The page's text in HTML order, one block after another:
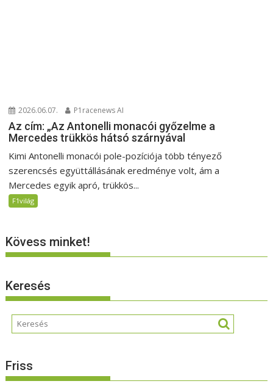
2026.06.07. P1racenews AI
Az cím: „Az Antonelli monacói győzelme a
Mercedes trükkös hátsó szárnyával
Kimi Antonelli monacói pole-pozíciója több tényező
szerencsés együttállásának eredménye volt, ám a
Mercedes egyik apró, trükkös...
F1világ
Kövess minket!
Keresés
Friss